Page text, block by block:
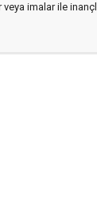
imalar ile